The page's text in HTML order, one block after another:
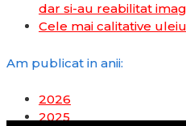
dar si-au reabilitat
Cele mai calitative
Am publicat in anii:
2026
2025